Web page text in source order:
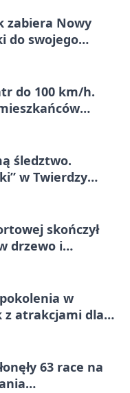
zabiera Nowy
do swojego
do 100 km/h.
śledztwo.
w Twierdzy
skończył
drzewo i
w
z atrakcjami dla
63 race na